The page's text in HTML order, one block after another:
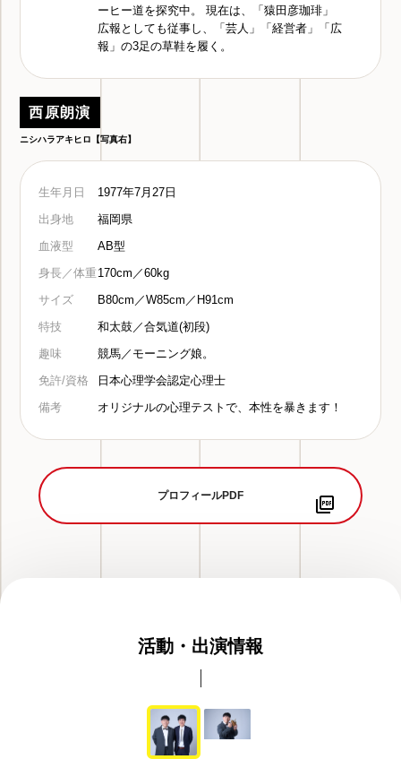
ーヒー道を探究中。 現在は、「猿田彦珈琲」
広報としても従事し、「芸人」「経営者」「広
報」の3足の草鞋を履く。
西原朗演
ニシハラアキヒロ【写真右】
生年月日
1977年7月27日
出身地
福岡県
血液型
AB型
身長／体重 170cm／60kg
サイズ
B80cm／W85cm／H91cm
特技
和太鼓／合気道(初段)
趣味
競馬／モーニング娘。
免許/資格
日本心理学会認定心理士
備考
オリジナルの心理テストで、本性を暴きます！
プロフィールPDF
活動・出演情報